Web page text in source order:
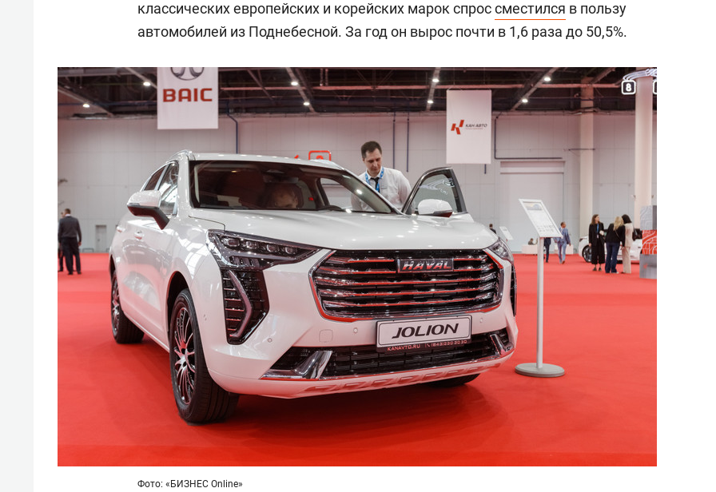
классических европейских и корейских марок спроссместился в пользу
автомобилей из Поднебесной. За год он вырос почти в 1,6 раза до 50,5%.
Фото: «БИЗНЕС Online»
Рекомендуем
Падел, фитнес, танцы и даже
ниндзя-зал: как ТРЦ «Франт»
стал Меккой для любителей
Рекомендуем
Психотерапевт «Фороса»:
«Директорский невроз» –
когда человек не считает
свою сверхнагрузку
стрессом»
Рекомендуем
Дизайнер-прораб
Наседкина: «Ремонт
с мебелью за 2
для меня это